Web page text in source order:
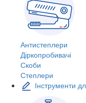
Антистеплери
Діркопробивачі
Скоби
Степлери
Інструменти